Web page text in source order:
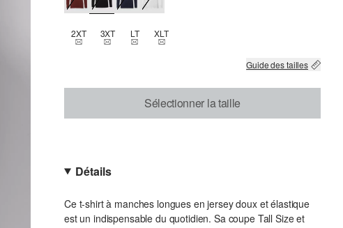
2XTTHIS SIZE IS CURRENTLY OUT OF STOCK
3XTTHIS SIZE IS CURRENTLY OUT OF STOCK
LT
THIS SIZE IS CURRENTLY OUT OF STOCK
XLTTHIS SIZE IS CURRENTLY OUT OF STOCK
Guide des tailles
Sélectionner la taille
Détails
Ce t-shirt à manches longues en jersey doux et élastique
est un indispensable du quotidien. Sa coupe Tall Size et